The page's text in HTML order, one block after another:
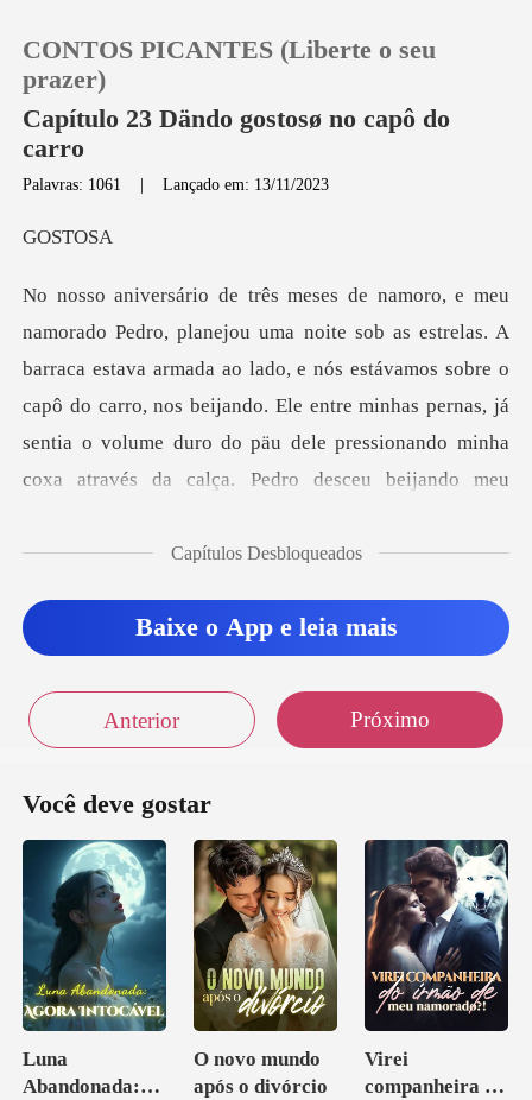
Loja
Sair
Baixar App
CONTOS PICANTES (Liberte o seu
prazer)
Capítulo 23 Dändo gostosø no capô do
carro
Palavras: 1061 |Lançado em: 13/11/2023
ST
estava armada ao lado, e nós estávamos sobre o
capô do carro, nos beijando. Ele entre minhas pernas, já
sentia o
Capítulos Desbloqueados
Baixe o App e leia mais
Anterior Próximo
Você deve gostar
Luna
Abandonada:
O novo mundo
após o divórcio
Virei
companheira do